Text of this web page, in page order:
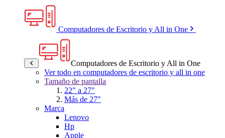
Computadores de Escritorio y All in One
Computadores de Escritorio y All in One
Ver todo en computadores de escritorio y all in one
Tamaño de pantalla
22" a 27"
Más de 27"
Marca
Lenovo
Hp
Apple